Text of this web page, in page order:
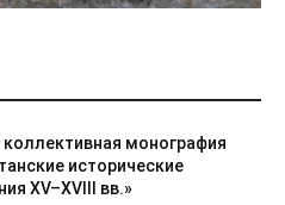
коллективная монография
исторические
XV–XVIII вв.»